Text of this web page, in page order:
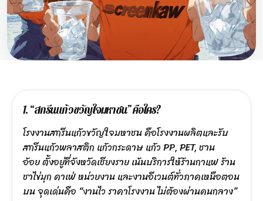
1. “สกรีนแก้วขวัญใจมหาชน” คือใคร?
โรงงานสกรีนแก้วขวัญใจมหาชน คือโรงงานผลิตและรับ
สกรีนแก้วพลาสติก แก้วกระดาษ แก้ว PP, PET, ชาน
อ้อย ตั้งอยู่ที่จังหวัดเชียงราย เน้นบริการให้ร้านกาแฟ ร้าน
ชาไข่มุก คาเฟ่ หน่วยงาน และงานอีเวนต์ทั่วภาคเหนือตอน
บน จุดเด่นคือ “งานไว ราคาโรงงาน ไม่ต้องผ่านคนกลาง”